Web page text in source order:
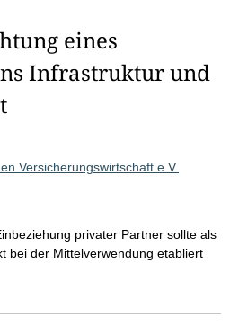
eines
Infrastruktur und
Versicherungswirtschaft e.V.
privater Partner sollte als
bei der Mittelverwendung etabliert